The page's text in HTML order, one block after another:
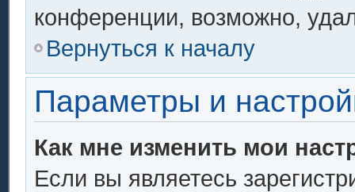
конференции, возможно,
Вернуться к началу
Параметры и
Как мне изменить мои
Если вы являетесь